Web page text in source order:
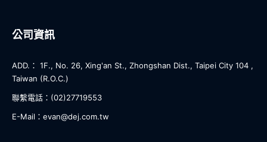
公司資訊
ADD.： 1F., No. 26, Xing'an St., Zhongshan Dist., Taipei City 104 ,
Taiwan (R.O.C.)
聯繫電話：(02)27719553
E-Mail：evan@dej.com.tw